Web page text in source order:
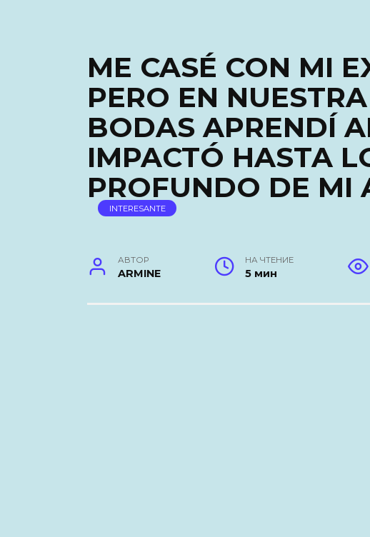
ME CASÉ CON MI
PERO EN
BODAS APRENDÍ
IMPACTÓ HASTA
PROFUNDO DE MI
INTERESANTE
АВТОР
ARMINE
НА ЧТЕНИЕ
5 мин